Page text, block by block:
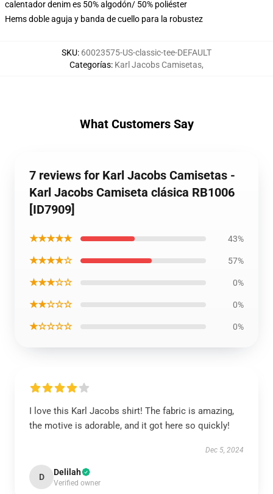
calentador denim es 50% algodón/ 50% poliéster
Hems doble aguja y banda de cuello para la robustez
SKU: 60023575-US-classic-tee-DEFAULT
Categorías: Karl Jacobs Camisetas,
What Customers Say
7 reviews for Karl Jacobs Camisetas -
Karl Jacobs Camiseta clásica RB1006
[ID7909]
★★★★★ 43%
★★★★☆ 57%
★★★☆☆ 0%
★★☆☆☆ 0%
★☆☆☆☆ 0%
I love this Karl Jacobs shirt! The fabric is amazing,
the motive is adorable, and it got here so quickly!
Dec 5, 2024
D Delilah
Verified owner